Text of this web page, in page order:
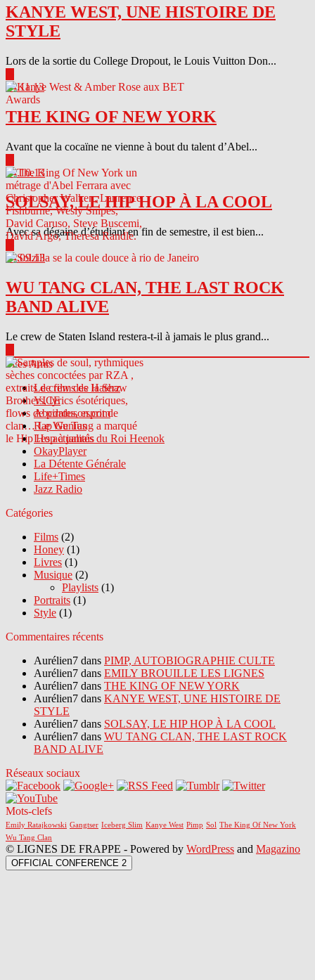
KANYE WEST, UNE HISTOIRE DE
STYLE
Lors de la sortie du College Dropout, le Louis Vuitton Don...
04.11.13
THE KING OF NEW YORK
Avant que la cocaïne ne vienne à bout du talent d’Abel...
04.10.13
SOLSAY, LE HIP HOP À LA COOL
Avec sa dégaine d’étudiant en fin de semestre, il est bien...
04.09.13
WU TANG CLAN, THE LAST ROCK
BAND ALIVE
Le crew de Staten Island restera-t-il à jamais le plus grand...
Sites Amis
Le crew des Haterz
VICE
Abcdrduson.com
Rap Genius
Les actualités du Roi Heenok
OkayPlayer
La Détente Générale
Life+Times
Jazz Radio
Catégories
Films (2)
Honey (1)
Livres (1)
Musique (2)
Playlists (1)
Portraits (1)
Style (1)
Commentaires récents
Aurélien7 dans PIMP, AUTOBIOGRAPHIE CULTE
Aurélien7 dans EMILY BROUILLE LES LIGNES
Aurélien7 dans THE KING OF NEW YORK
Aurélien7 dans KANYE WEST, UNE HISTOIRE DE
STYLE
Aurélien7 dans SOLSAY, LE HIP HOP À LA COOL
Aurélien7 dans WU TANG CLAN, THE LAST ROCK
BAND ALIVE
Réseaux sociaux
Mots-clefs
Emily Ratajkowski Gangtser Iceberg Slim Kanye West Pimp Sol The King Of New York
Wu Tang Clan
© LIGNES DE FRAPPE - Powered by WordPress and Magazino
OFFICIAL CONFERENCE 2